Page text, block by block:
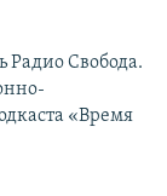
Радио Свобода.
«Время